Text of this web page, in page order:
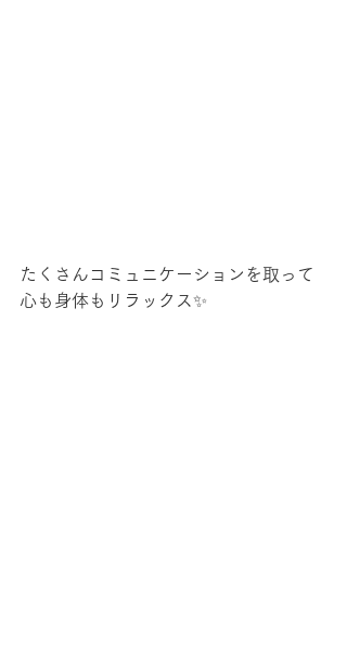
たくさんコミュニケーションを取って
心も身体もリラックス✨